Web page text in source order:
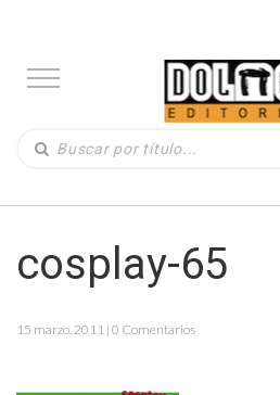
cosplay-65
15 marzo, 2011 | 0 Comentarios